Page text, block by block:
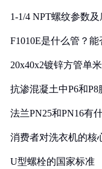
1-1/4 NPT螺纹参数
F1010E是什么管？能
20x40x2镀锌方管单
抗渗混凝土中P6和
法兰PN25和PN16有
消费者对洗衣机的核
U型螺栓的国家标准